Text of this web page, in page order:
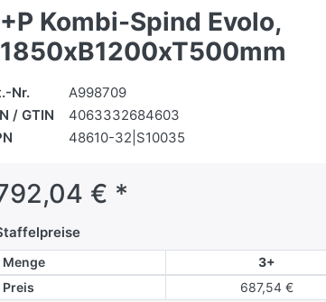
Kombi-Spind Evolo,
Nr.
A998709
/ GTIN
4063332684603
48610-32|S10035
€ *
Menge
3+
Preis
687,54 €